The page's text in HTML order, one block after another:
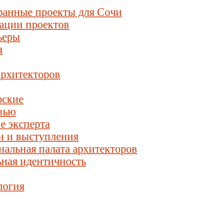
проекты для Сочи
проектов
эксперта
и выступления
палата архитекторов
идентичность